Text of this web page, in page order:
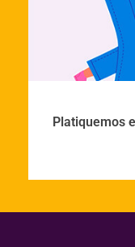
Platiquemos